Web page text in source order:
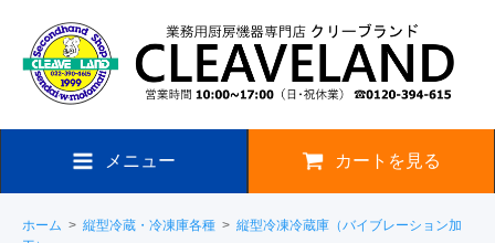
メニュー カートを見る
ホーム > 縦型冷蔵・冷凍庫各種 > 縦型冷凍冷蔵庫（バイブレーション加